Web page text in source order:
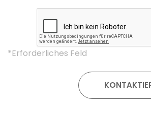
*Erforderliches Feld